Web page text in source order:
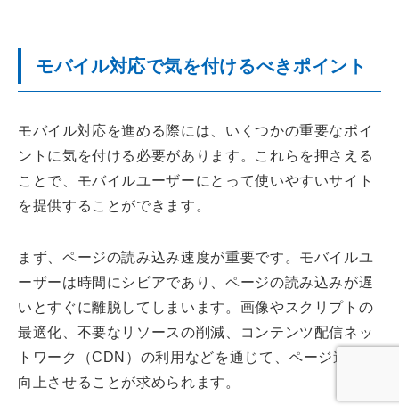
モバイル対応で気を付けるべきポイント
モバイル対応を進める際には、いくつかの重要なポイ
ントに気を付ける必要があります。これらを押さえる
ことで、モバイルユーザーにとって使いやすいサイト
を提供することができます。
まず、ページの読み込み速度が重要です。モバイルユ
ーザーは時間にシビアであり、ページの読み込みが遅
いとすぐに離脱してしまいます。画像やスクリプトの
最適化、不要なリソースの削減、コンテンツ配信ネッ
トワーク（CDN）の利用などを通じて、ページ速度を
向上させることが求められます。